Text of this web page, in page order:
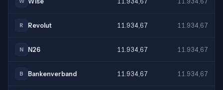
R Revolut 11.934,67 11.934,67
N N26 11.934,67 11.934,67
B Bankenverband 11.934,67 11.934,67